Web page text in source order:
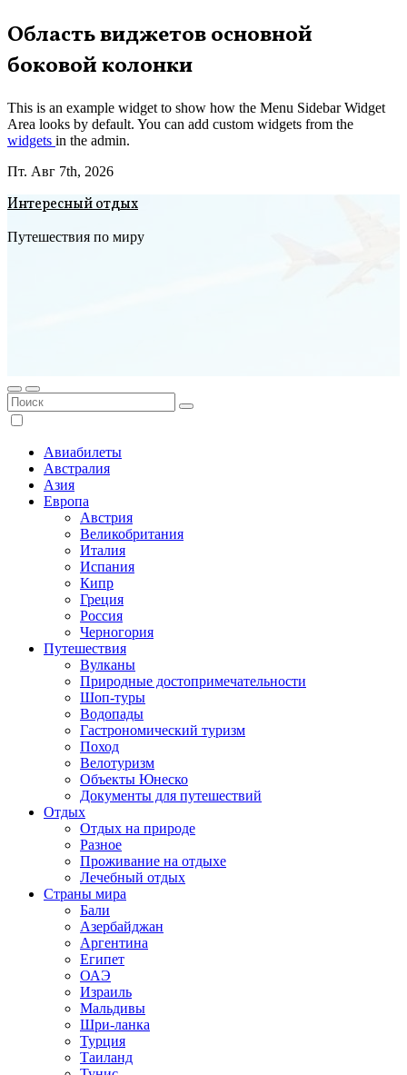
Перейти
к
содержимому
Область виджетов основной
боковой колонки
This is an example widget to show how the Menu Sidebar Widget
Area looks by default. You can add custom widgets from the
widgets in the admin.
Пт. Авг 7th, 2026
Интересный отдых
Путешествия по миру
Авиабилеты
Австралия
Азия
Европа
Австрия
Великобритания
Италия
Испания
Кипр
Греция
Россия
Черногория
Путешествия
Вулканы
Природные достопримечательности
Шоп-туры
Водопады
Гастрономический туризм
Поход
Велотуризм
Объекты Юнеско
Документы для путешествий
Отдых
Отдых на природе
Разное
Проживание на отдыхе
Лечебный отдых
Страны мира
Бали
Азербайджан
Аргентина
Египет
ОАЭ
Израиль
Мальдивы
Шри-ланка
Турция
Таиланд